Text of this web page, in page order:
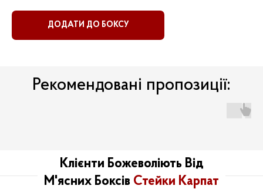
ДОДАТИ ДО БОКСУ
Рекомендовані пропозиції:
Клієнти Божеволіють Від
М'ясних Боксів Стейки Карпат